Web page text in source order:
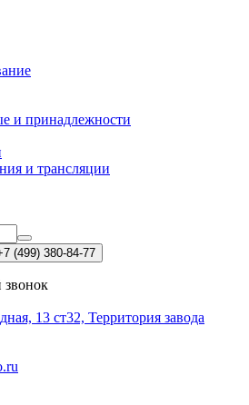
и принадлежности
и трансляции
(499) 380-84-77
звонок
13 ст32, Территория завода